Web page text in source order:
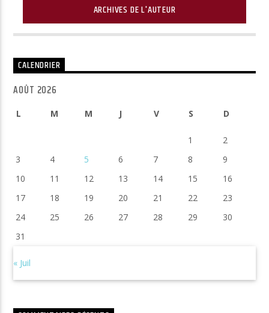
ARCHIVES DE L'AUTEUR
CALENDRIER
AOÛT 2026
L M M J V S D
1
2
3
4 5 6 7 8
9
10
11 12 13 14 15
16
17
18 19 20 21 22
23
24
25 26 27 28 29
30
31
« Juil